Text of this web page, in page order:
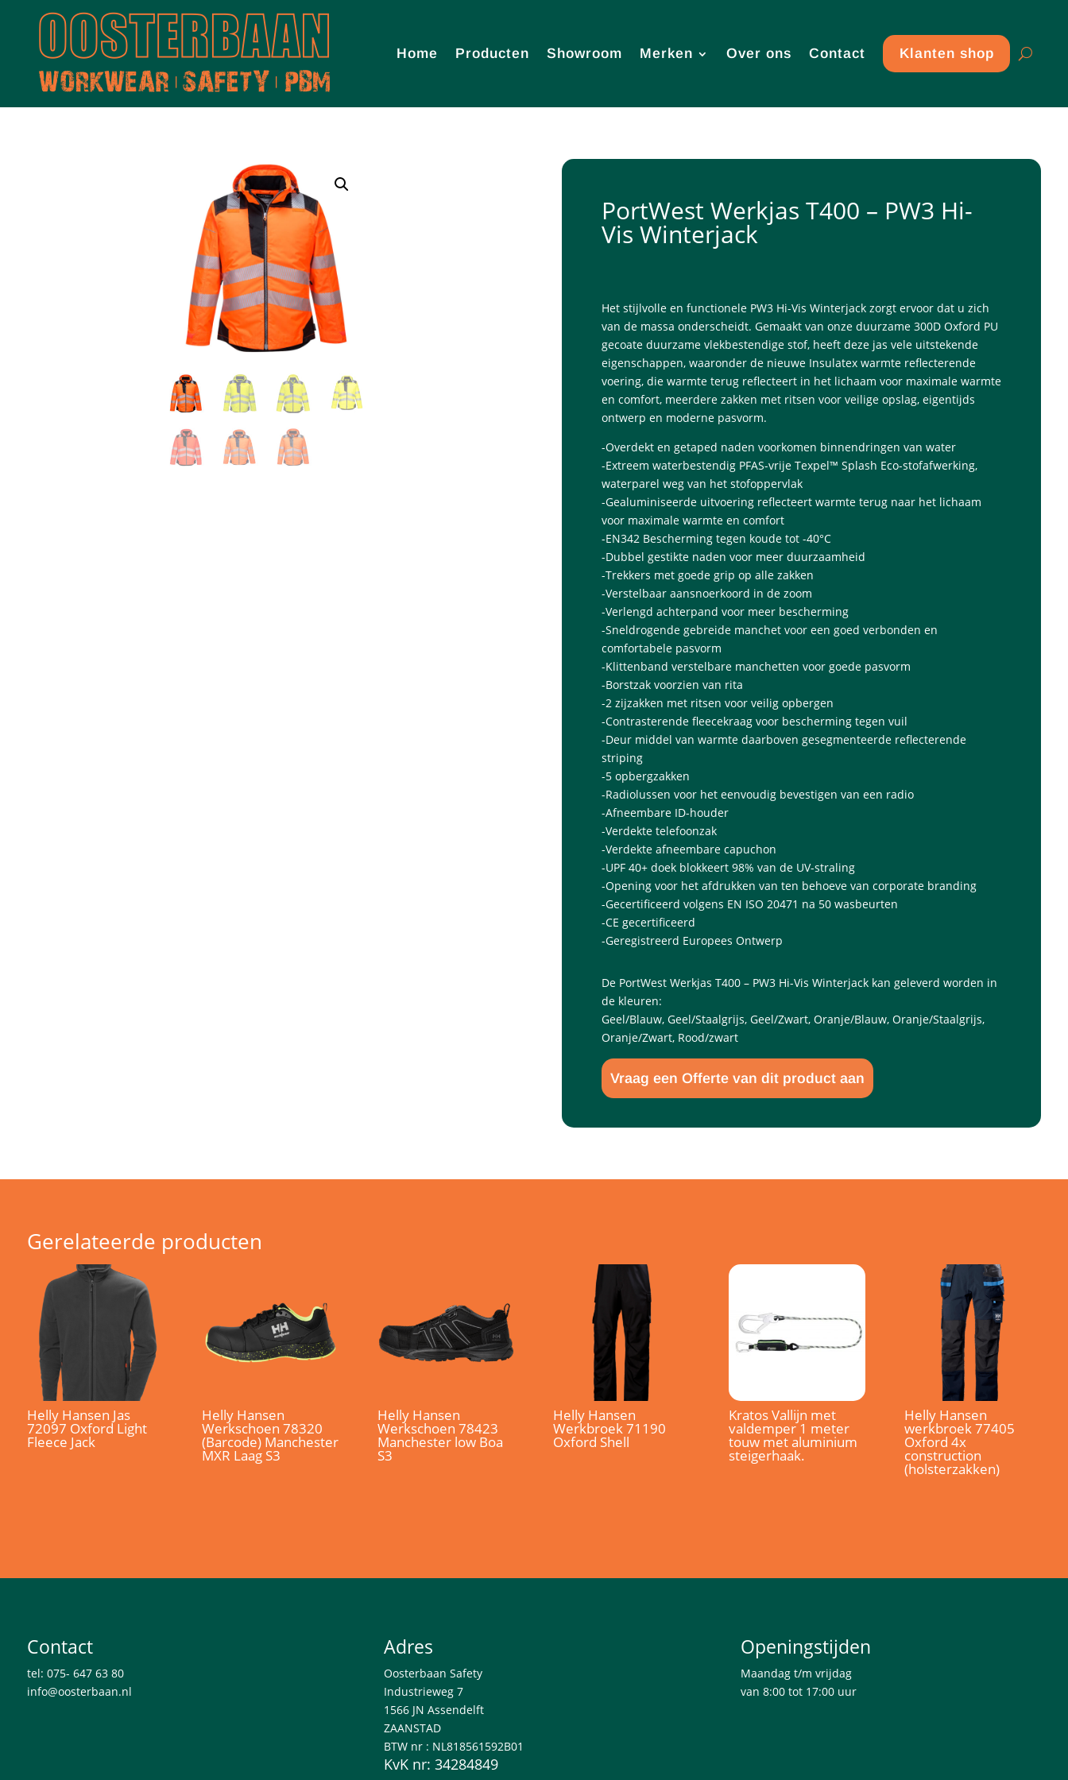
Home Producten Showroom Merken Over ons Contact Klanten shop
PortWest Werkjas T400 – PW3 Hi-
Vis Winterjack
Het stijlvolle en functionele PW3 Hi-Vis Winterjack zorgt ervoor dat u zich
van de massa onderscheidt. Gemaakt van onze duurzame 300D Oxford PU
gecoate duurzame vlekbestendige stof, heeft deze jas vele uitstekende
eigenschappen, waaronder de nieuwe Insulatex warmte reflecterende
voering, die warmte terug reflecteert in het lichaam voor maximale warmte
en comfort, meerdere zakken met ritsen voor veilige opslag, eigentijds
ontwerp en moderne pasvorm.
-Overdekt en getaped naden voorkomen binnendringen van water
-Extreem waterbestendig PFAS-vrije Texpel™ Splash Eco-stofafwerking,
waterparel weg van het stofoppervlak
-Gealuminiseerde uitvoering reflecteert warmte terug naar het lichaam
voor maximale warmte en comfort
-EN342 Bescherming tegen koude tot -40°C
-Dubbel gestikte naden voor meer duurzaamheid
-Trekkers met goede grip op alle zakken
-Verstelbaar aansnoerkoord in de zoom
-Verlengd achterpand voor meer bescherming
-Sneldrogende gebreide manchet voor een goed verbonden en
comfortabele pasvorm
-Klittenband verstelbare manchetten voor goede pasvorm
-Borstzak voorzien van rita
-2 zijzakken met ritsen voor veilig opbergen
-Contrasterende fleecekraag voor bescherming tegen vuil
-Deur middel van warmte daarboven gesegmenteerde reflecterende
striping
-5 opbergzakken
-Radiolussen voor het eenvoudig bevestigen van een radio
-Afneembare ID-houder
-Verdekte telefoonzak
-Verdekte afneembare capuchon
-UPF 40+ doek blokkeert 98% van de UV-straling
-Opening voor het afdrukken van ten behoeve van corporate branding
-Gecertificeerd volgens EN ISO 20471 na 50 wasbeurten
-CE gecertificeerd
-Geregistreerd Europees Ontwerp
De PortWest Werkjas T400 – PW3 Hi-Vis Winterjack kan geleverd worden in
de kleuren:
Geel/Blauw, Geel/Staalgrijs, Geel/Zwart, Oranje/Blauw, Oranje/Staalgrijs,
Oranje/Zwart, Rood/zwart
Vraag een Offerte van dit product aan
Gerelateerde producten
Helly Hansen Jas
72097 Oxford Light
Fleece Jack
Helly Hansen
Werkschoen 78320
(Barcode) Manchester
MXR Laag S3
Helly Hansen
Werkschoen 78423
Manchester low Boa
S3
Helly Hansen
Werkbroek 71190
Oxford Shell
Kratos Vallijn met
valdemper 1 meter
touw met aluminium
steigerhaak.
Helly Hansen
werkbroek 77405
Oxford 4x
construction
(holsterzakken)
Contact
tel: 075- 647 63 80
info@oosterbaan.nl
Adres
Oosterbaan Safety
Industrieweg 7
1566 JN Assendelft
ZAANSTAD
BTW nr : NL818561592B01
KvK nr: 34284849
Openingstijden
Maandag t/m vrijdag
van 8:00 tot 17:00 uur